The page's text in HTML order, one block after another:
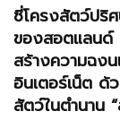
ซี่โครงสัตว์ปริ
ของสอตแลนด์
สร้างความฉง
อินเตอร์เน็ต ด้
สัตว์ในตำนาน